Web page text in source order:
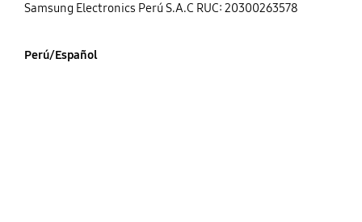
Samsung Electronics Perú S.A.C RUC: 20300263578
Perú/Español